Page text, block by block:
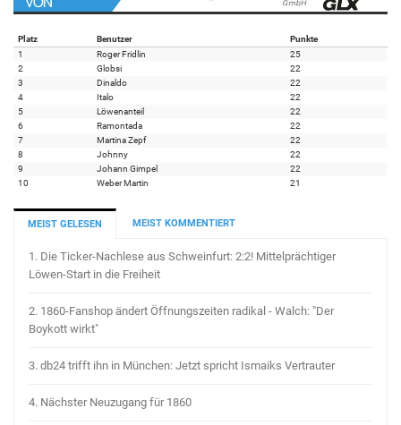
Platz Benutzer
Punkte
1
Roger Fridlin
25
2
Globsi
22
3
Dinaldo
22
4
Italo
22
5
Löwenanteil
22
6
Ramontada
22
7
Martina Zepf
22
8
Johnny
22
9
Johann Gimpel
22
10
Weber Martin 21
MEIST GELESEN MEIST KOMMENTIERT
1. Die Ticker-Nachlese aus Schweinfurt: 2:2! Mittelprächtiger
Löwen-Start in die Freiheit
2. 1860-Fanshop ändert Öffnungszeiten radikal - Walch: "Der
Boykott wirkt"
3. db24 trifft ihn in München: Jetzt spricht Ismaiks Vertrauter
4. Nächster Neuzugang für 1860